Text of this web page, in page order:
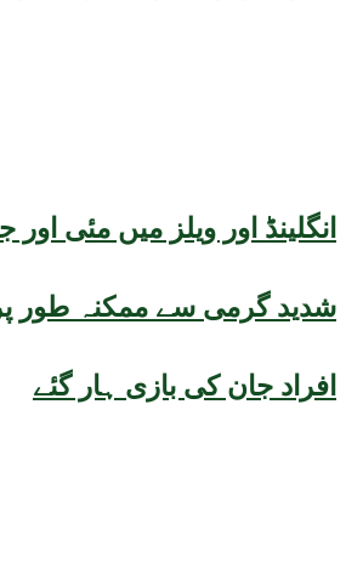
افراد جان کی بازی ہار گئے